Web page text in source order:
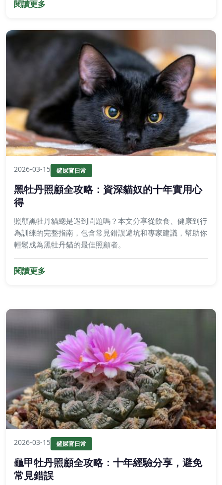
閱讀更多
2026-03-15 鏟屎官日常
黑牡丹照顧全攻略：資深貓奴的十年實用心
得
照顧黑牡丹貓總是遇到問題嗎？本文分享從飲食、健康到行
為訓練的完整指南，包含常見錯誤避坑和專家建議，幫助你
輕鬆成為黑牡丹貓的最佳照顧者。
閱讀更多
2026-03-15 鏟屎官日常
龜甲牡丹照顧全攻略：十年經驗分享，避免
常見錯誤